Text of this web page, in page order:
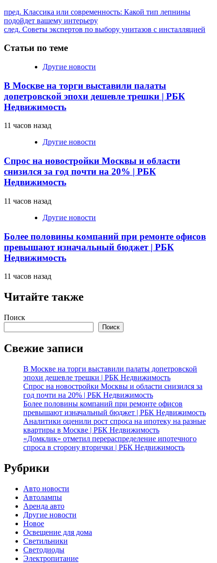
Продолжить
чтение
пред. Классика или современность: Какой тип лепнины
подойдет вашему интерьеру
след. Советы экспертов по выбору унитазов с инсталляцией
Статьи по теме
Другие новости
В Москве на торги выставили палаты
допетровской эпохи дешевле трешки | РБК
Недвижимость
11 часов назад
Другие новости
Спрос на новостройки Москвы и области
снизился за год почти на 20% | РБК
Недвижимость
11 часов назад
Другие новости
Более половины компаний при ремонте офисов
превышают изначальный бюджет | РБК
Недвижимость
11 часов назад
Читайте также
Поиск
Поиск
Свежие записи
В Москве на торги выставили палаты допетровской
эпохи дешевле трешки | РБК Недвижимость
Спрос на новостройки Москвы и области снизился за
год почти на 20% | РБК Недвижимость
Более половины компаний при ремонте офисов
превышают изначальный бюджет | РБК Недвижимость
Аналитики оценили рост спроса на ипотеку на разные
квартиры в Москве | РБК Недвижимость
«Домклик» отметил перераспределение ипотечного
спроса в сторону вторички | РБК Недвижимость
Рубрики
Авто новости
Автолампы
Аренда авто
Другие новости
Новое
Освещение для дома
Светильники
Светодиоды
Электропитание